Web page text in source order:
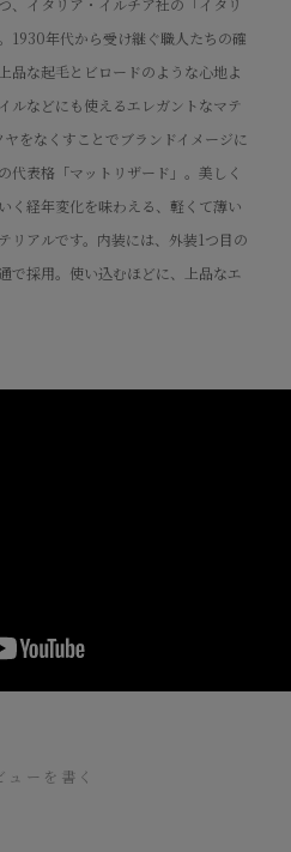
1930年代から受け継ぐ職人たちの確
品な起毛とビロードのような心地よ
ルなどにも使えるエレガントなマテ
をなくすことでブランドイメージに
代表格「マットリザード」。美しく
く経年変化を味わえる、軽くて薄い
リアルです。内装には、外装1つ目の
で採用。使い込むほどに、上品なエ
ューを書く